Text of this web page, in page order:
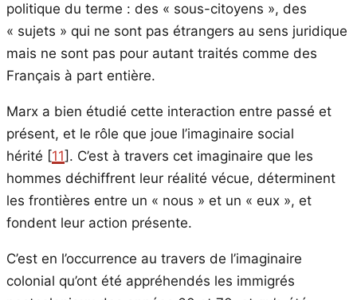
politique du terme : des « sous-citoyens », des
« sujets » qui ne sont pas étrangers au sens juridique
mais ne sont pas pour autant traités comme des
Français à part entière.
Marx a bien étudié cette interaction entre passé et
présent, et le rôle que joue l’imaginaire social
hérité [11]. C’est à travers cet imaginaire que les
hommes déchiffrent leur réalité vécue, déterminent
les frontières entre un « nous » et un « eux », et
fondent leur action présente.
C’est en l’occurrence au travers de l’imaginaire
colonial qu’ont été appréhendés les immigrés